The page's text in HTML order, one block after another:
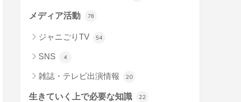
メディア活動 78
ジャニごりTV 54
SNS 4
雑誌・テレビ出演情報 20
生きていく上で必要な知識 22